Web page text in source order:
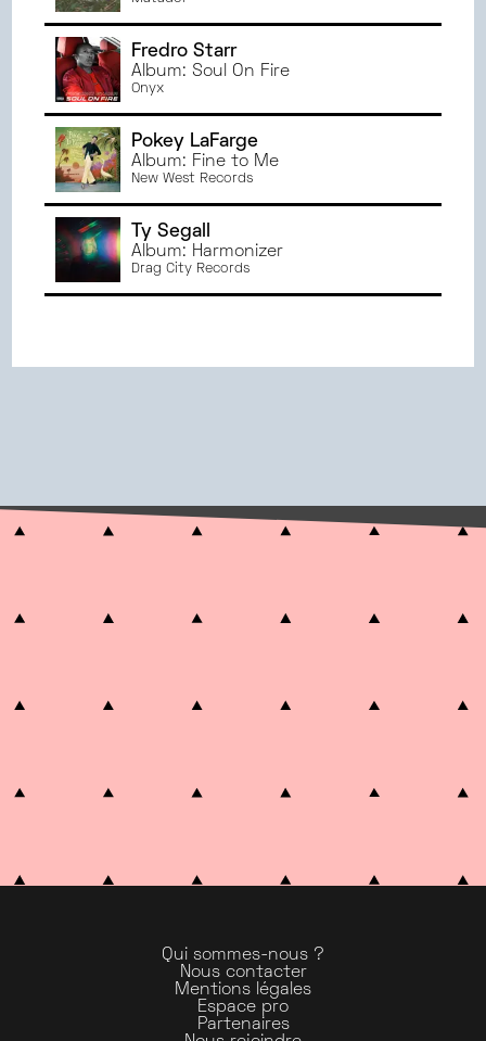
Fredro Starr
Album: Soul On Fire
Onyx
Pokey LaFarge
Album: Fine to Me
New West Records
Ty Segall
Album: Harmonizer
Drag City Records
Qui sommes-nous ?
Nous contacter
Mentions légales
Espace pro
Partenaires